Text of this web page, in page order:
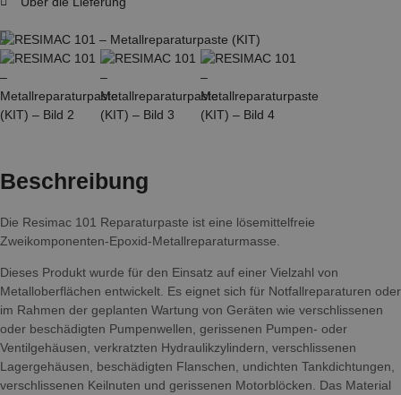
Beschreibung
Die Resimac 101 Reparaturpaste ist eine lösemittelfreie
Zweikomponenten-Epoxid-Metallreparaturmasse.
Dieses Produkt wurde für den Einsatz auf einer Vielzahl von
Metalloberflächen entwickelt. Es eignet sich für Notfallreparaturen oder
im Rahmen der geplanten Wartung von Geräten wie verschlissenen
oder beschädigten Pumpenwellen, gerissenen Pumpen- oder
Ventilgehäusen, verkratzten Hydraulikzylindern, verschlissenen
Lagergehäusen, beschädigten Flanschen, undichten Tankdichtungen,
verschlissenen Keilnuten und gerissenen Motorblöcken. Das Material